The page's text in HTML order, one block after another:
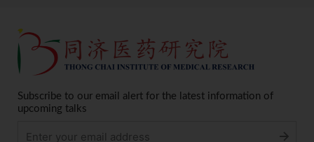
Subscribe to our email alert for the latest information of
upcoming talks